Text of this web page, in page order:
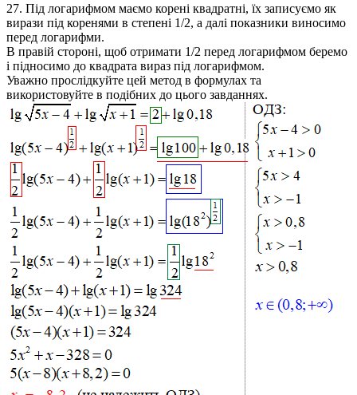
27. Під логарифмом маємо корені квадратні, їх записуємо як
вирази під коренями в степені 1/2, а далі показники виносимо
перед логарифми.
В правій стороні, щоб отримати 1/2 перед логарифмом беремо
і підносимо до квадрата вираз під логарифмом.
Уважно прослідкуйте цей метод в формулах та
використовуйте в подібних до цього завданнях.